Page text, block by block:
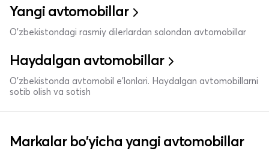
Yangi avtomobillar
O'zbekistondagi rasmiy dilerlardan salondan avtomobillar
Haydalgan avtomobillar
O'zbekistonda avtomobil e’lonlari. Haydalgan avtomobillarni
sotib olish va sotish
Markalar bo'yicha yangi avtomobillar